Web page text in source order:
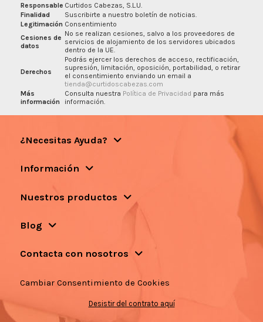
Responsable Curtidos Cabezas, S.L.U.
Finalidad
Suscribirte a nuestro boletín de noticias.
Legitimación Consentimiento
Cesiones de
datos
No se realizan cesiones, salvo a los proveedores de
servicios de alojamiento de los servidores ubicados
dentro de la UE.
Derechos
Podrás ejercer los derechos de acceso, rectificación,
supresión, limitación, oposición, portabilidad, o retirar
el consentimiento enviando un email a
tienda@curtidoscabezas.com
Más
información
Consulta nuestra Política de Privacidad para más
información.
¿Necesitas Ayuda?
Información
Nuestros productos
Blog
Contacta con nosotros
Cambiar Consentimiento de Cookies
Desistir del contrato aquí